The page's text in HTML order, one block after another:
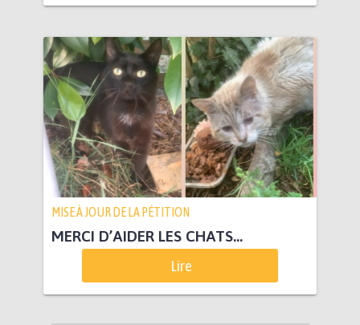
MISE À JOUR DE LA PÉTITION
MERCI D’AIDER LES CHATS…
Lire